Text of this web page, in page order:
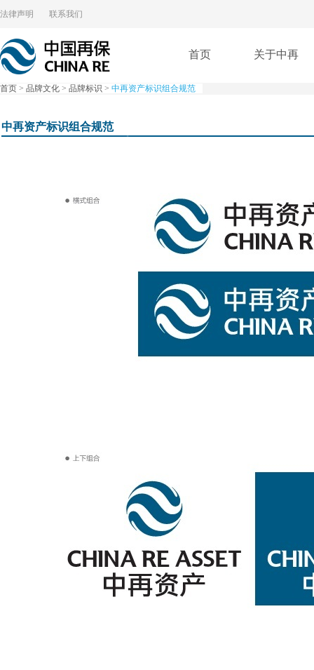
法律声明 联系我们
首页 关于中再
首页 > 品牌文化 > 品牌标识 > 中再资产标识组合规范
中再资产标识组合规范